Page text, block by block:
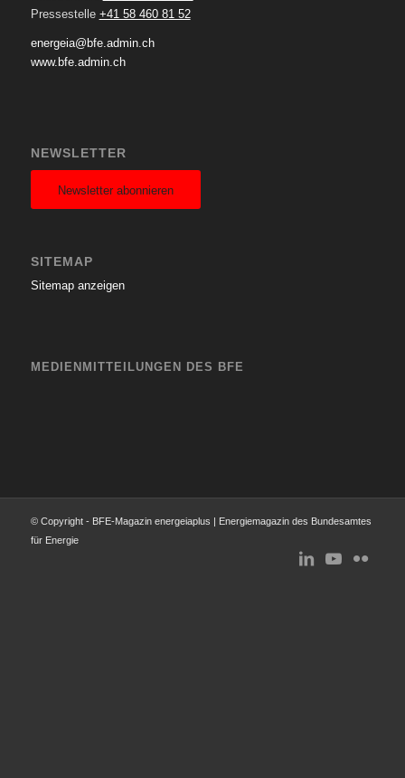
Pressestelle +41 58 460 81 52
energeia@bfe.admin.ch
www.bfe.admin.ch
NEWSLETTER
Newsletter abonnieren
SITEMAP
Sitemap anzeigen
MEDIENMITTEILUNGEN DES BFE
© Copyright - BFE-Magazin energeiaplus | Energiemagazin des Bundesamtes
für Energie